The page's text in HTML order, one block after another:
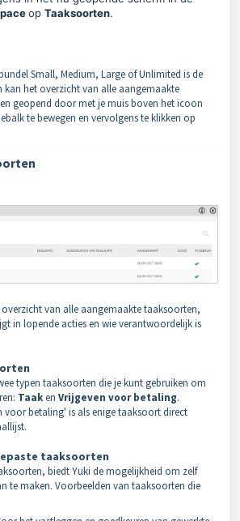
op Taaksoorten.
Small, Medium, Large of Unlimited is de
kan het overzicht van alle aangemaakte
geopend door met je muis boven het icoon
te bewegen en vervolgens te klikken op
overzicht van alle aangemaakte taaksoorten,
in lopende acties en wie verantwoordelijk is
typen taaksoorten die je kunt gebruiken om
Taaken Vrijgeven voor betaling.
voor betaling' is als enige taaksoort direct
taaksoorten
biedt Yuki de mogelijkheid om zelf
te maken. Voorbeelden van taaksoorten die